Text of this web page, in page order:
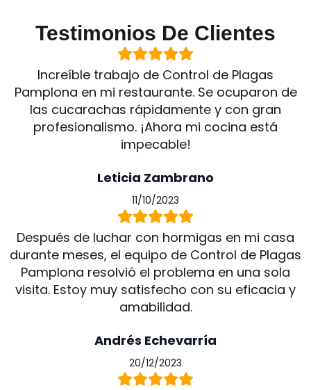
Testimonios De Clientes
Increíble trabajo de Control de Plagas
Pamplona en mi restaurante. Se ocuparon de
las cucarachas rápidamente y con gran
profesionalismo. ¡Ahora mi cocina está
impecable!
Leticia Zambrano
11/10/2023
Después de luchar con hormigas en mi casa
durante meses, el equipo de Control de Plagas
Pamplona resolvió el problema en una sola
visita. Estoy muy satisfecho con su eficacia y
amabilidad.
Andrés Echevarría
20/12/2023